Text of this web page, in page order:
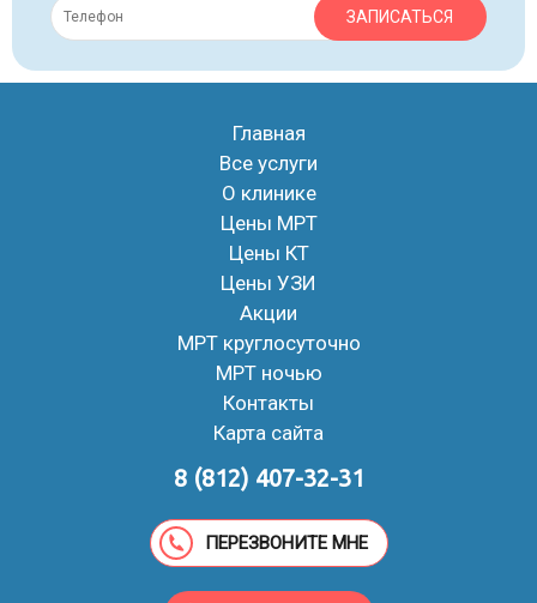
ЗАПИСАТЬСЯ
Главная
Все услуги
О клинике
Цены МРТ
Цены КТ
Цены УЗИ
Акции
МРТ круглосуточно
МРТ ночью
Контакты
Карта сайта
8 (812) 407-32-31
ПЕРЕЗВОНИТЕ МНЕ